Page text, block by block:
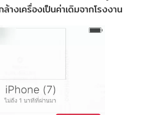
างเครื่องเป็นค่าเดิมจากโรงงาน